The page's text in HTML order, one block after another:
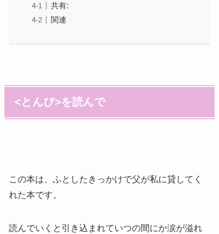
共有:
関連
<とんび>を読んで
この本は、ふとしたきっかけで父が私に貸してく
れた本です。
読んでいくと引き込まれていつの間にか涙が溢れ